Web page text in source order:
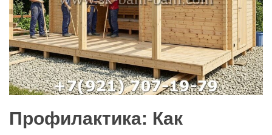
Профилактика: Как